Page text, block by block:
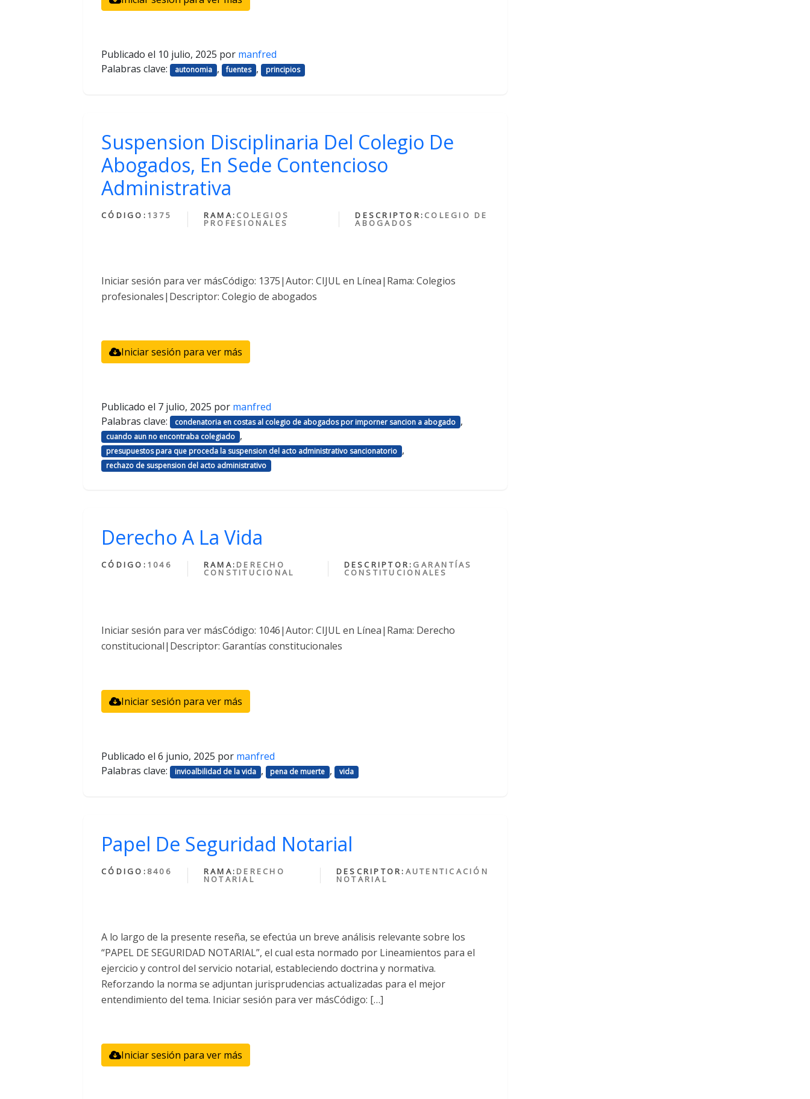
Publicado el 10 julio, 2025 por manfred
Palabras clave:
autonomia , fuentes , principios
Suspension Disciplinaria Del Colegio De
Abogados, En Sede Contencioso
Administrativa
CÓDIGO: 1375 RAMA: COLEGIOS
PROFESIONALES
DESCRIPTOR: COLEGIO DE
ABOGADOS
Iniciar sesión para ver másCódigo: 1375|Autor: CIJUL en Línea|Rama: Colegios
profesionales|Descriptor: Colegio de abogados
Iniciar sesión para ver más
Publicado el 7 julio, 2025 por manfred
Palabras clave:
condenatoria en costas al colegio de abogados por imporner sancion a abogado ,
cuando aun no encontraba colegiado ,
presupuestos para que proceda la suspension del acto administrativo sancionatorio ,
rechazo de suspension del acto administrativo
Derecho A La Vida
CÓDIGO: 1046 RAMA: DERECHO
CONSTITUCIONAL
DESCRIPTOR: GARANTÍAS
CONSTITUCIONALES
Iniciar sesión para ver másCódigo: 1046|Autor: CIJUL en Línea|Rama: Derecho
constitucional|Descriptor: Garantías constitucionales
Iniciar sesión para ver más
Publicado el 6 junio, 2025 por manfred
Palabras clave:
invioalbilidad de la vida , pena de muerte , vida
Papel De Seguridad Notarial
CÓDIGO: 8406 RAMA: DERECHO
NOTARIAL
DESCRIPTOR: AUTENTICACIÓN
NOTARIAL
A lo largo de la presente reseña, se efectúa un breve análisis relevante sobre los
“PAPEL DE SEGURIDAD NOTARIAL”, el cual esta normado por Lineamientos para el
ejercicio y control del servicio notarial, estableciendo doctrina y normativa.
Reforzando la norma se adjuntan jurisprudencias actualizadas para el mejor
entendimiento del tema. Iniciar sesión para ver másCódigo: […]
Iniciar sesión para ver más